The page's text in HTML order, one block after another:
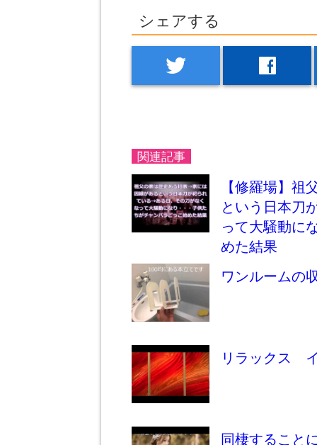
シェアする
twitter facebook
関連記事
【修羅場】
という日本刀
って大騒動に
めた結果
ワンルームの
リラックス
同棲すること